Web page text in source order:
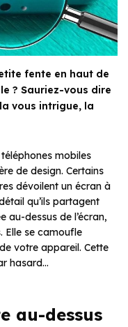
fente en haut de
? Sauriez-vous dire
vous intrigue, la
mobiles
de design. Certains
dévoilent un écran à
qu’ils partagent
au-dessus de l’écran,
Elle se camoufle
votre appareil. Cette
hasard…
au-dessus